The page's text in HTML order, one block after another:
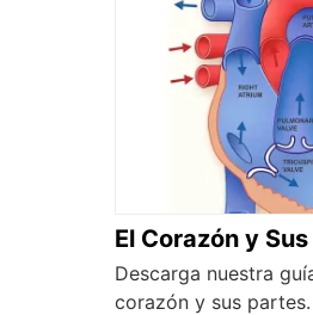
El Corazón y
Descarga nuestra
corazón y sus